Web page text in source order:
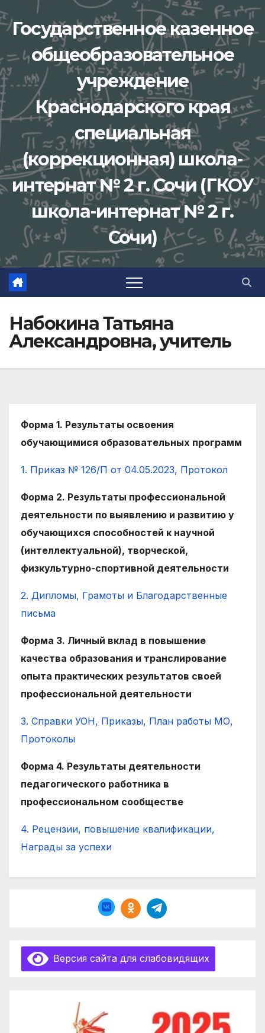
Перейти
к
содержимому
Государственное казенное
общеобразовательное
учреждение
Краснодарского края
специальная
(коррекционная) школа-
интернат № 2 г. Сочи (ГКОУ
школа-интернат № 2 г.
Сочи)
Набокина Татьяна
Александровна, учитель
Форма 1. Результаты освоения
обучающимися образовательных программ
1. Приказ № 126/П от 04.05.2023, Протокол
Форма 2. Результаты профессиональной
деятельности по выявлению и развитию у
обучающихся способностей к научной
(интеллектуальной), творческой,
физкультурно-спортивной деятельности
2. Дипломы, Грамоты и Благодарственные
письма
Форма 3. Личный вклад в повышение
качества образования и транслирование
опыта практических результатов своей
профессиональной деятельности
3. Справки УОН, Приказы, План работы МО,
Протоколы
Форма 4. Результаты деятельности
педагогического работника в
профессиональном сообществе
4. Рецензии, повышение квалификации,
Награды за успехи
Версия сайта для слабовидящих